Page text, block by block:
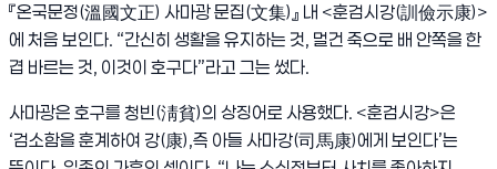
『온국문정(溫國文正) 사마광 문집(文集) 』 내 <훈검시강(訓儉示康)>
에 처음 보인다. “간신히 생활을 유지하는 것, 멀건 죽으로 배 안쪽을 한
겹 바르는 것, 이것이 호구다”라고 그는 썼다.
사마광은 호구를 청빈(淸貧)의 상징어로 사용했다. <훈검시강>은
‘검소함을 훈계하여 강(康),즉 아들 사마강(司馬康)에게 보인다’는